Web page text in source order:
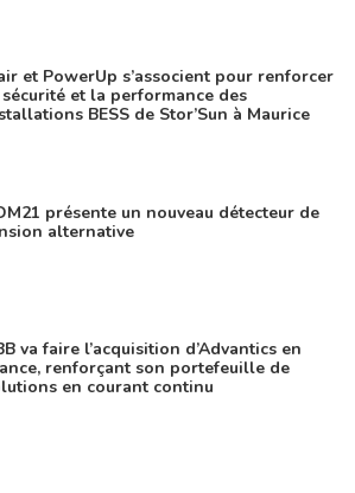
et PowerUp s’associent pour renforcer
et la performance des
BESS de Stor’Sun à Maurice
présente un nouveau détecteur de
alternative
va faire l’acquisition d’Advantics en
renforçant son portefeuille de
en courant continu